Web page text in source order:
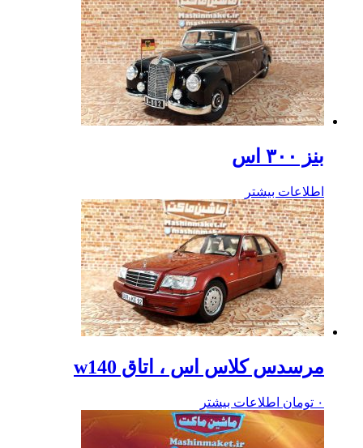
بنز ۳۰۰ اس
اطلاعات بیشتر
مرسدس کلاس اس ، اتاق w140
۰ تومان اطلاعات بیشتر